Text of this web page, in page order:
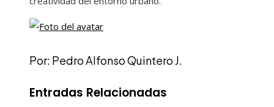
Por: Pedro Alfonso Quintero J.
Entradas Relacionadas